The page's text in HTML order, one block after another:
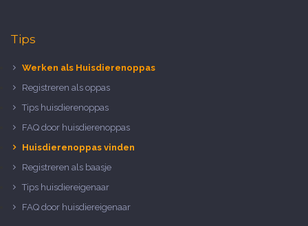
Tips
Werken als Huisdierenoppas
Registreren als oppas
Tips huisdierenoppas
FAQ door huisdierenoppas
Huisdierenoppas vinden
Registreren als baasje
Tips huisdiereigenaar
FAQ door huisdiereigenaar